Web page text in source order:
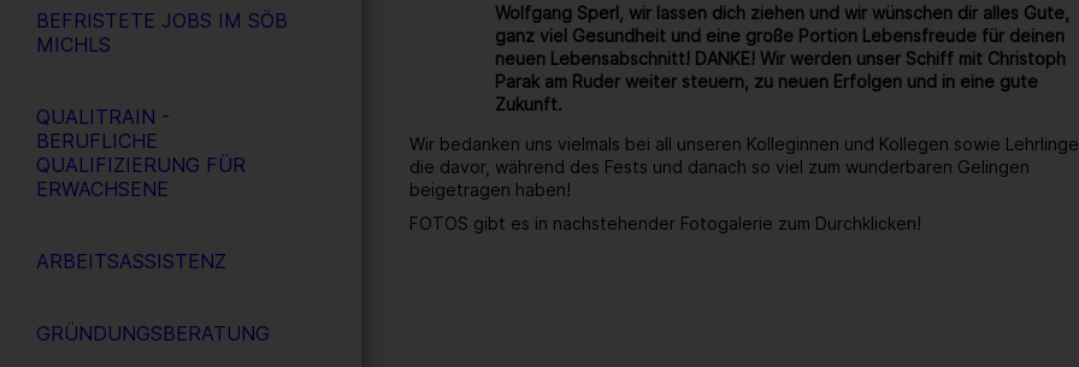
BEFRISTETE JOBS IM SÖB
MICHLS
QUALITRAIN -
BERUFLICHE
QUALIFIZIERUNG FÜR
ERWACHSENE
ARBEITSASSISTENZ
GRÜNDUNGSBERATUNG
Wolfgang Sperl, wir lassen dich ziehen und wir wünschen dir alles Gute,
ganz viel Gesundheit und eine große Portion Lebensfreude für deinen
neuen Lebensabschnitt! DANKE! Wir werden unser Schiff mit Christoph
Parak am Ruder weiter steuern, zu neuen Erfolgen und in eine gute
Zukunft.
Wir bedanken uns vielmals bei all unseren Kolleginnen und Kollegen sowie
die davor, während des Fests und danach so viel zum wunderbaren Gelingen
beigetragen haben!
FOTOS gibt es in nachstehender Fotogalerie zum Durchklicken!